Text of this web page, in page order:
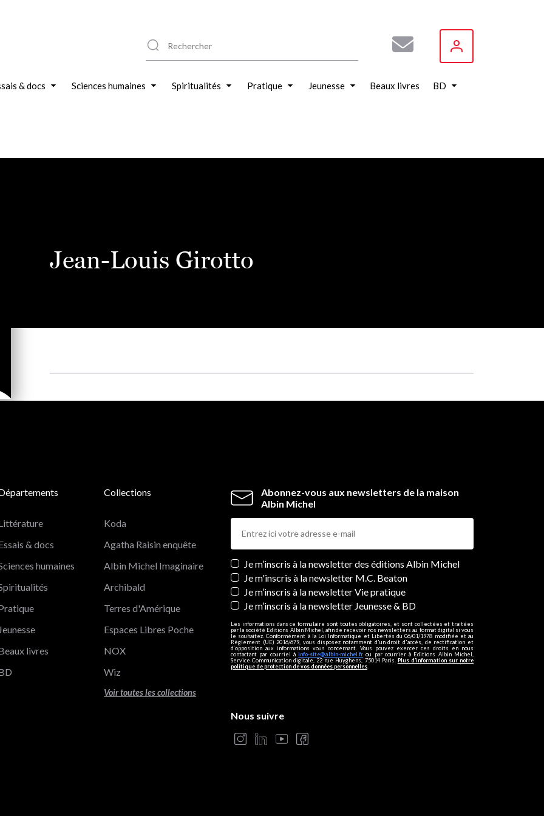
& docs Sciences humaines Spiritualités Pratique Jeunesse Beaux livres BD
Jean-Louis Girotto
Abonnez-vous aux newsletters de la maison
Albin Michel
Newsletters
Je m’inscris à la newsletter des éditions Albin Michel
Je m'inscris à la newsletter M.C. Beaton
Je m’inscris à la newsletter Vie pratique
Je m’inscris à la newsletter Jeunesse & BD
Les informations dans ce formulaire sont toutes obligatoires, et sont collectées et traitées
par la société Editions Albin Michel, afin de recevoir nos newsletters au format digital si vous
le souhaitez. Conformément à la Loi Informatique et Libertés du 06/01/1978 modifiée et au
Règlement (UE) 2016/679, vous disposez notamment d'un droit d'accès, de rectification et
d’opposition aux informations vous concernant. Vous pouvez exercer ces droits en nous
contactant par courriel àinfo-site@albin-michel.fr ou par courrier à Editions Albin Michel,
Service Communication digitale, 22 rue Huyghens, 75014 Paris. Plus d’information sur notre
politique de protection de vos données personnelles
& docs
humaines
Jeunesse
livres
Collections
Koda
Agatha Raisin enquête
Albin Michel Imaginaire
Archibald
Terres d'Amérique
Espaces Libres Poche
NOX
Wiz
Voir toutes les collections
Nous suivre